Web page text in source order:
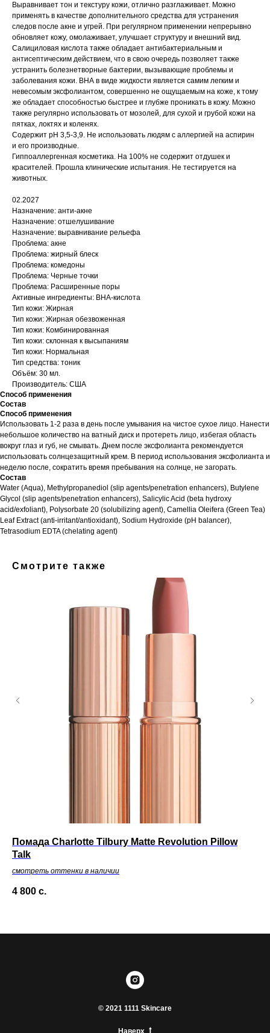
Выравнивает тон и текстуру кожи, отлично разглаживает. Можно
применять в качестве дополнительного средства для устранения
следов после акне и угрей. При регулярном применении непрерывно
обновляет кожу, омолаживает, улучшает структуру и внешний вид.
Салициловая кислота также обладает антибактериальным и
антисептическим действием, что в свою очередь позволяет также
устранить болезнетворные бактерии, вызывающие проблемы и
заболевания кожи. ВНА в виде жидкости является самим легким и
невесомым эксфолиантом, совершенно не ощущаемым на коже, к тому
же обладает способностью быстрее и глубже проникать в кожу. Можно
также регулярно использовать от мозолей, для сухой и грубой кожи на
пятках, локтях и коленях.
Содержит рН 3,5-3,9. Не использовать людям с аллергией на аспирин
и его производные.
Гиппоаллергенная косметика. На 100% не содержит отдушек и
красителей. Прошла клинические испытания. Не тестируется на
животных.
02.2027
Назначение: анти-акне
Назначение: отшелушивание
Назначение: выравнивание рельефа
Проблема: акне
Проблема: жирный блеск
Проблема: комедоны
Проблема: Черные точки
Проблема: Расширенные поры
Активные ингредиенты: ВНА-кислота
Тип кожи: Жирная
Тип кожи: Жирная обезвоженная
Тип кожи: Комбинированная
Тип кожи: склонная к высыпаниям
Тип кожи: Нормальная
Тип средства: тоник
Объём: 30 мл.
Производитель: США
Способ применения
Состав
Способ применения
Использовать 1-2 раза в день после умывания на чистое сухое лицо. Нанести
небольшое количество на ватный диск и протереть лицо, избегая область
вокруг глаз и губ, не смывать. Днем после эксфолианта рекомендуется
использовать солнцезащитный крем. В период использования эксфолианта и
неделю после, сократить время пребывания на солнце, не загорать.
Состав
Water (Aqua), Methylpropanediol (slip agents/penetration enhancers), Butylene
Glycol (slip agents/penetration enhancers), Salicylic Acid (beta hydroxy
acid/exfoliant), Polysorbate 20 (solubilizing agent), Camellia Oleifera (Green Tea)
Leaf Extract (anti-irritant/antioxidant), Sodium Hydroxide (pH balancer),
Tetrasodium EDTA (chelating agent)
Смотрите также
Помада Charlotte Tilbury Matte Revolution Pillow
Talk
смотреть оттенки в наличии
4 800 с.
© 2021 1111 Skincare
Наверх